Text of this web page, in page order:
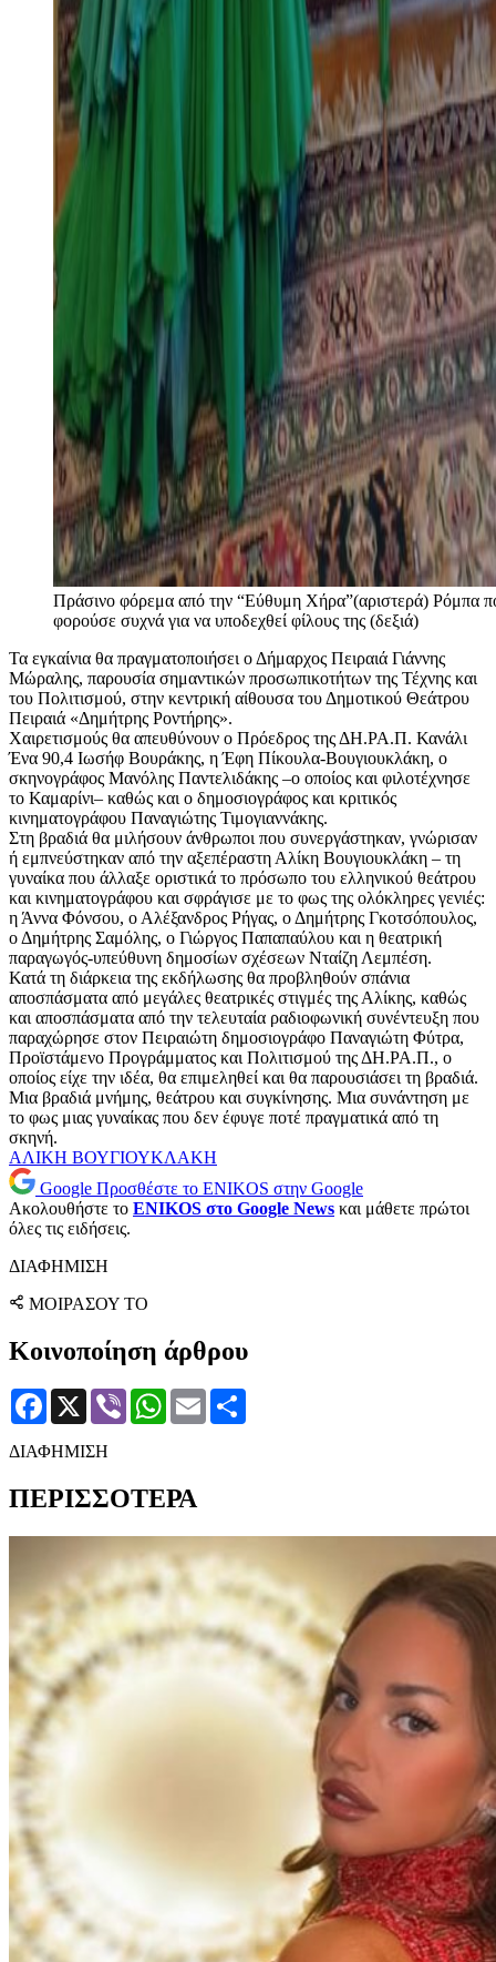
Πράσινο φόρεμα από την “Εύθυμη Χήρα”(αριστερά) Ρόμπα
φορούσε συχνά για να υποδεχθεί φίλους της (δεξιά)
Τα εγκαίνια θα πραγματοποιήσει ο Δήμαρχος Πειραιά Γιάννης
Μώραλης, παρουσία σημαντικών προσωπικοτήτων της Τέχνης και
του Πολιτισμού, στην κεντρική αίθουσα του Δημοτικού Θεάτρου
Πειραιά «Δημήτρης Ροντήρης».
Χαιρετισμούς θα απευθύνουν ο Πρόεδρος της ΔΗ.ΡΑ.Π. Κανάλι
Ένα 90,4 Ιωσήφ Βουράκης, η Έφη Πίκουλα-Βουγιουκλάκη, ο
σκηνογράφος Μανόλης Παντελιδάκης –ο οποίος και φιλοτέχνησε
το Καμαρίνι– καθώς και ο δημοσιογράφος και κριτικός
κινηματογράφου Παναγιώτης Τιμογιαννάκης.
Στη βραδιά θα μιλήσουν άνθρωποι που συνεργάστηκαν, γνώρισαν
ή εμπνεύστηκαν από την αξεπέραστη Αλίκη Βουγιουκλάκη – τη
γυναίκα που άλλαξε οριστικά το πρόσωπο του ελληνικού θεάτρου
και κινηματογράφου και σφράγισε με το φως της ολόκληρες γενιές:
η Άννα Φόνσου, ο Αλέξανδρος Ρήγας, ο Δημήτρης Γκοτσόπουλος,
ο Δημήτρης Σαμόλης, ο Γιώργος Παπαπαύλου και η θεατρική
παραγωγός-υπεύθυνη δημοσίων σχέσεων Νταίζη Λεμπέση.
Κατά τη διάρκεια της εκδήλωσης θα προβληθούν σπάνια
αποσπάσματα από μεγάλες θεατρικές στιγμές της Αλίκης, καθώς
και αποσπάσματα από την τελευταία ραδιοφωνική συνέντευξη που
παραχώρησε στον Πειραιώτη δημοσιογράφο Παναγιώτη Φύτρα,
Προϊστάμενο Προγράμματος και Πολιτισμού της ΔΗ.ΡΑ.Π., ο
οποίος είχε την ιδέα, θα επιμεληθεί και θα παρουσιάσει τη βραδιά.
Μια βραδιά μνήμης, θεάτρου και συγκίνησης. Μια συνάντηση με
το φως μιας γυναίκας που δεν έφυγε ποτέ πραγματικά από τη
σκηνή.
ΑΛΙΚΗ ΒΟΥΓΙΟΥΚΛΑΚΗ
Google Προσθέστε το ENIKOS στην Google
Ακολουθήστε το ENIKOS στο Google News και μάθετε πρώτοι
όλες τις ειδήσεις.
ΔΙΑΦΗΜΙΣΗ
ΜΟΙΡΑΣΟΥ ΤΟ
Κοινοποίηση άρθρου
Facebook
X Viber WhatsApp
Email
ΔΙΑΦΗΜΙΣΗ
ΠΕΡΙΣΣΟΤΕΡΑ